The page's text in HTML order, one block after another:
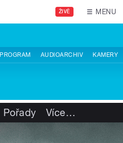
ŽIVĚ MENU
PROGRAM AUDIOARCHIV KAMERY
Pořady Více…